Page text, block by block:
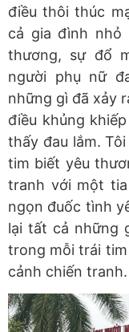
điều thôi thúc
cả gia đình nhỏ
thương, sự đổ
người phụ nữ
những gì đã xảy
điều khủng
thấy đau lắm.
tim biết yêu
tranh với một
ngọn đuốc tình
lại tất cả những
trong mỗi trái
cảnh chiến tranh.